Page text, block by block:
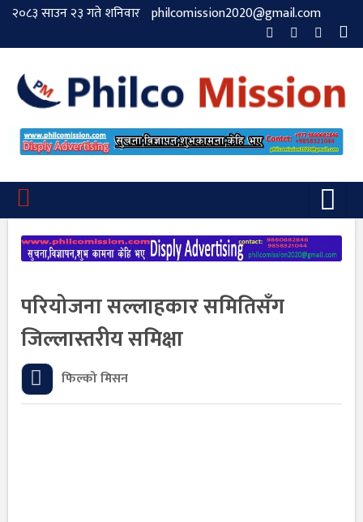
२०८३ साउन २३ गते शनिवार philcomission2020@gmail.com
परियोजना सल्लाहकार समितिसँग
जिल्लास्तरीय समिक्षा
फिल्को मिसन